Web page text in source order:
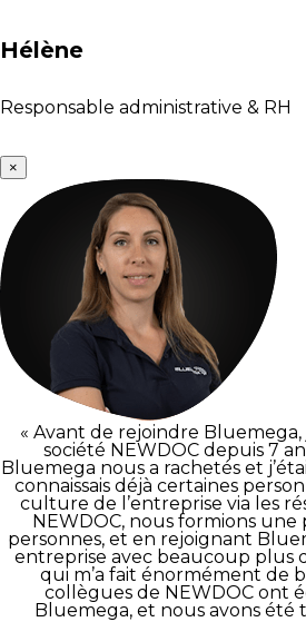
Hélène
Responsable administrative & RH
×
« Avant de rejoindre Bluemega,
société NEWDOC depuis 7
Bluemega nous a rachetés et
connaissais déjà certaines
culture de l’entreprise via les
NEWDOC, nous formions
personnes, et en rejoignant
entreprise avec beaucoup plus
qui m’a fait énormément de
collègues de NEWDOC ont
Bluemega, et nous avons été